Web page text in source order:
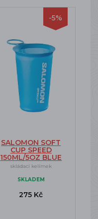
-5%
SALOMON SOFT
CUP SPEED
150ML/5OZ BLUE
skládací kelímek
SKLADEM
275 Kč